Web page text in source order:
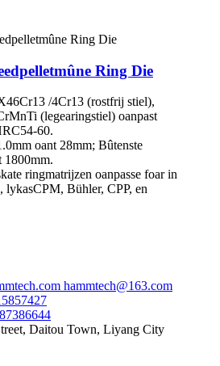
Ring Die
/4Cr13 (rostfrij stiel),
(legearingstiel) oanpast
60.
oant 28mm; Bûtenste
1800mm.
ringmatrijzen oanpasse foar in
lykasCPM, Bühler, CPP, en
hammtech@163.com
Daitou Town, Liyang City